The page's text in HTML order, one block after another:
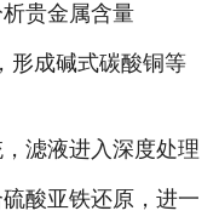
析贵金属含量
形成碱式碳酸铜等
滤液进入深度处理
酸亚铁还原，进一